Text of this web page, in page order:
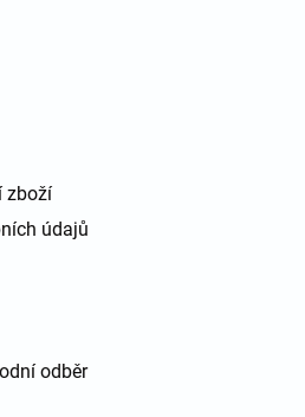
zboží
údajů
odběr